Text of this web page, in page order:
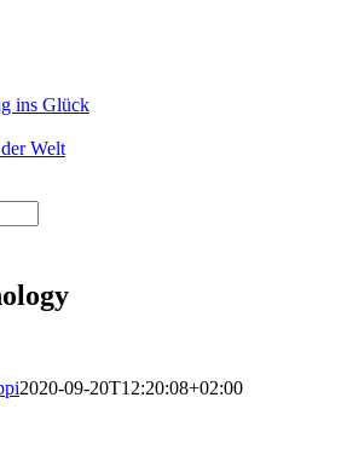
ins Glück
Welt
2020-09-20T12:20:08+02:00